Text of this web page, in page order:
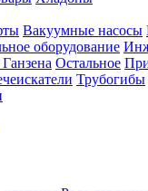
Вакуумные насосы
оборудование
Остальное
Трубогибы